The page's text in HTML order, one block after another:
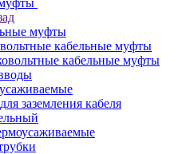
муфты
кабельные муфты
кабельные муфты
заземления кабеля